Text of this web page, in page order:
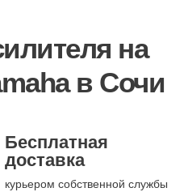
на
в Сочи
Бесплатная
доставка
курьером собственной службы